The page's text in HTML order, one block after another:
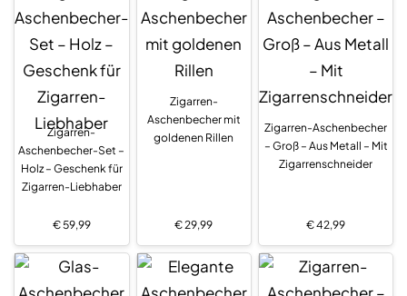
Zigarren-
Aschenbecher-Set –
Holz – Geschenk für
Zigarren-Liebhaber
€59,99
Zigarren-
Aschenbecher mit
goldenen Rillen
€29,99
Zigarren-Aschenbecher
– Groß – Aus Metall – Mit
Zigarrenschneider
€42,99